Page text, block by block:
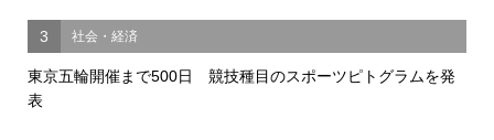
3 社会・経済
東京五輪開催まで500日 競技種目のスポーツピトグラムを発
表